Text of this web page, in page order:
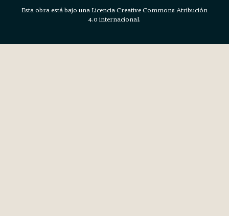
Esta obra está bajo una Licencia Creative Commons Atribución
4.0 internacional.